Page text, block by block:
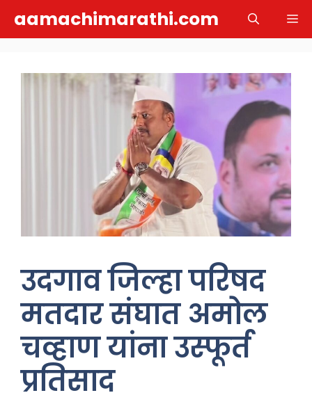
aamachimarathi.com
उदगाव जिल्हा परिषद
मतदार संघात अमोल
चव्हाण यांना उस्फूर्त
प्रतिसाद